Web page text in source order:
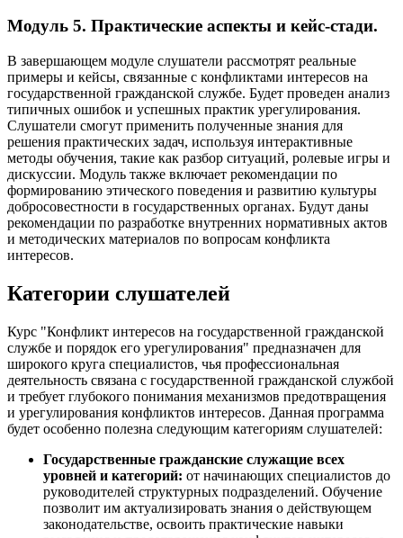
Модуль 5. Практические аспекты и кейс-стади.
В завершающем модуле слушатели рассмотрят реальные
примеры и кейсы, связанные с конфликтами интересов на
государственной гражданской службе. Будет проведен анализ
типичных ошибок и успешных практик урегулирования.
Слушатели смогут применить полученные знания для
решения практических задач, используя интерактивные
методы обучения, такие как разбор ситуаций, ролевые игры и
дискуссии. Модуль также включает рекомендации по
формированию этического поведения и развитию культуры
добросовестности в государственных органах. Будут даны
рекомендации по разработке внутренних нормативных актов
и методических материалов по вопросам конфликта
интересов.
Категории слушателей
Курс "Конфликт интересов на государственной гражданской
службе и порядок его урегулирования" предназначен для
широкого круга специалистов, чья профессиональная
деятельность связана с государственной гражданской службой
и требует глубокого понимания механизмов предотвращения
и урегулирования конфликтов интересов. Данная программа
будет особенно полезна следующим категориям слушателей:
Государственные гражданские служащие всех
уровней и категорий: от начинающих специалистов до
руководителей структурных подразделений. Обучение
позволит им актуализировать знания о действующем
законодательстве, освоить практические навыки